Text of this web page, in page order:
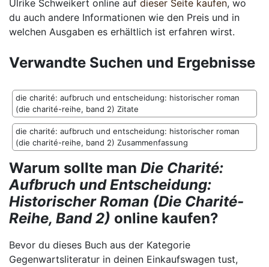
Ulrike Schweikert online auf dieser Seite kaufen, wo
du auch andere Informationen wie den Preis und in
welchen Ausgaben es erhältlich ist erfahren wirst.
Verwandte Suchen und Ergebnisse
die charité: aufbruch und entscheidung: historischer roman
(die charité-reihe, band 2) Zitate
die charité: aufbruch und entscheidung: historischer roman
(die charité-reihe, band 2) Zusammenfassung
Warum sollte man Die Charité:
Aufbruch und Entscheidung:
Historischer Roman (Die Charité-
Reihe, Band 2) online kaufen?
Bevor du dieses Buch aus der Kategorie
Gegenwartsliteratur in deinen Einkaufswagen tust,